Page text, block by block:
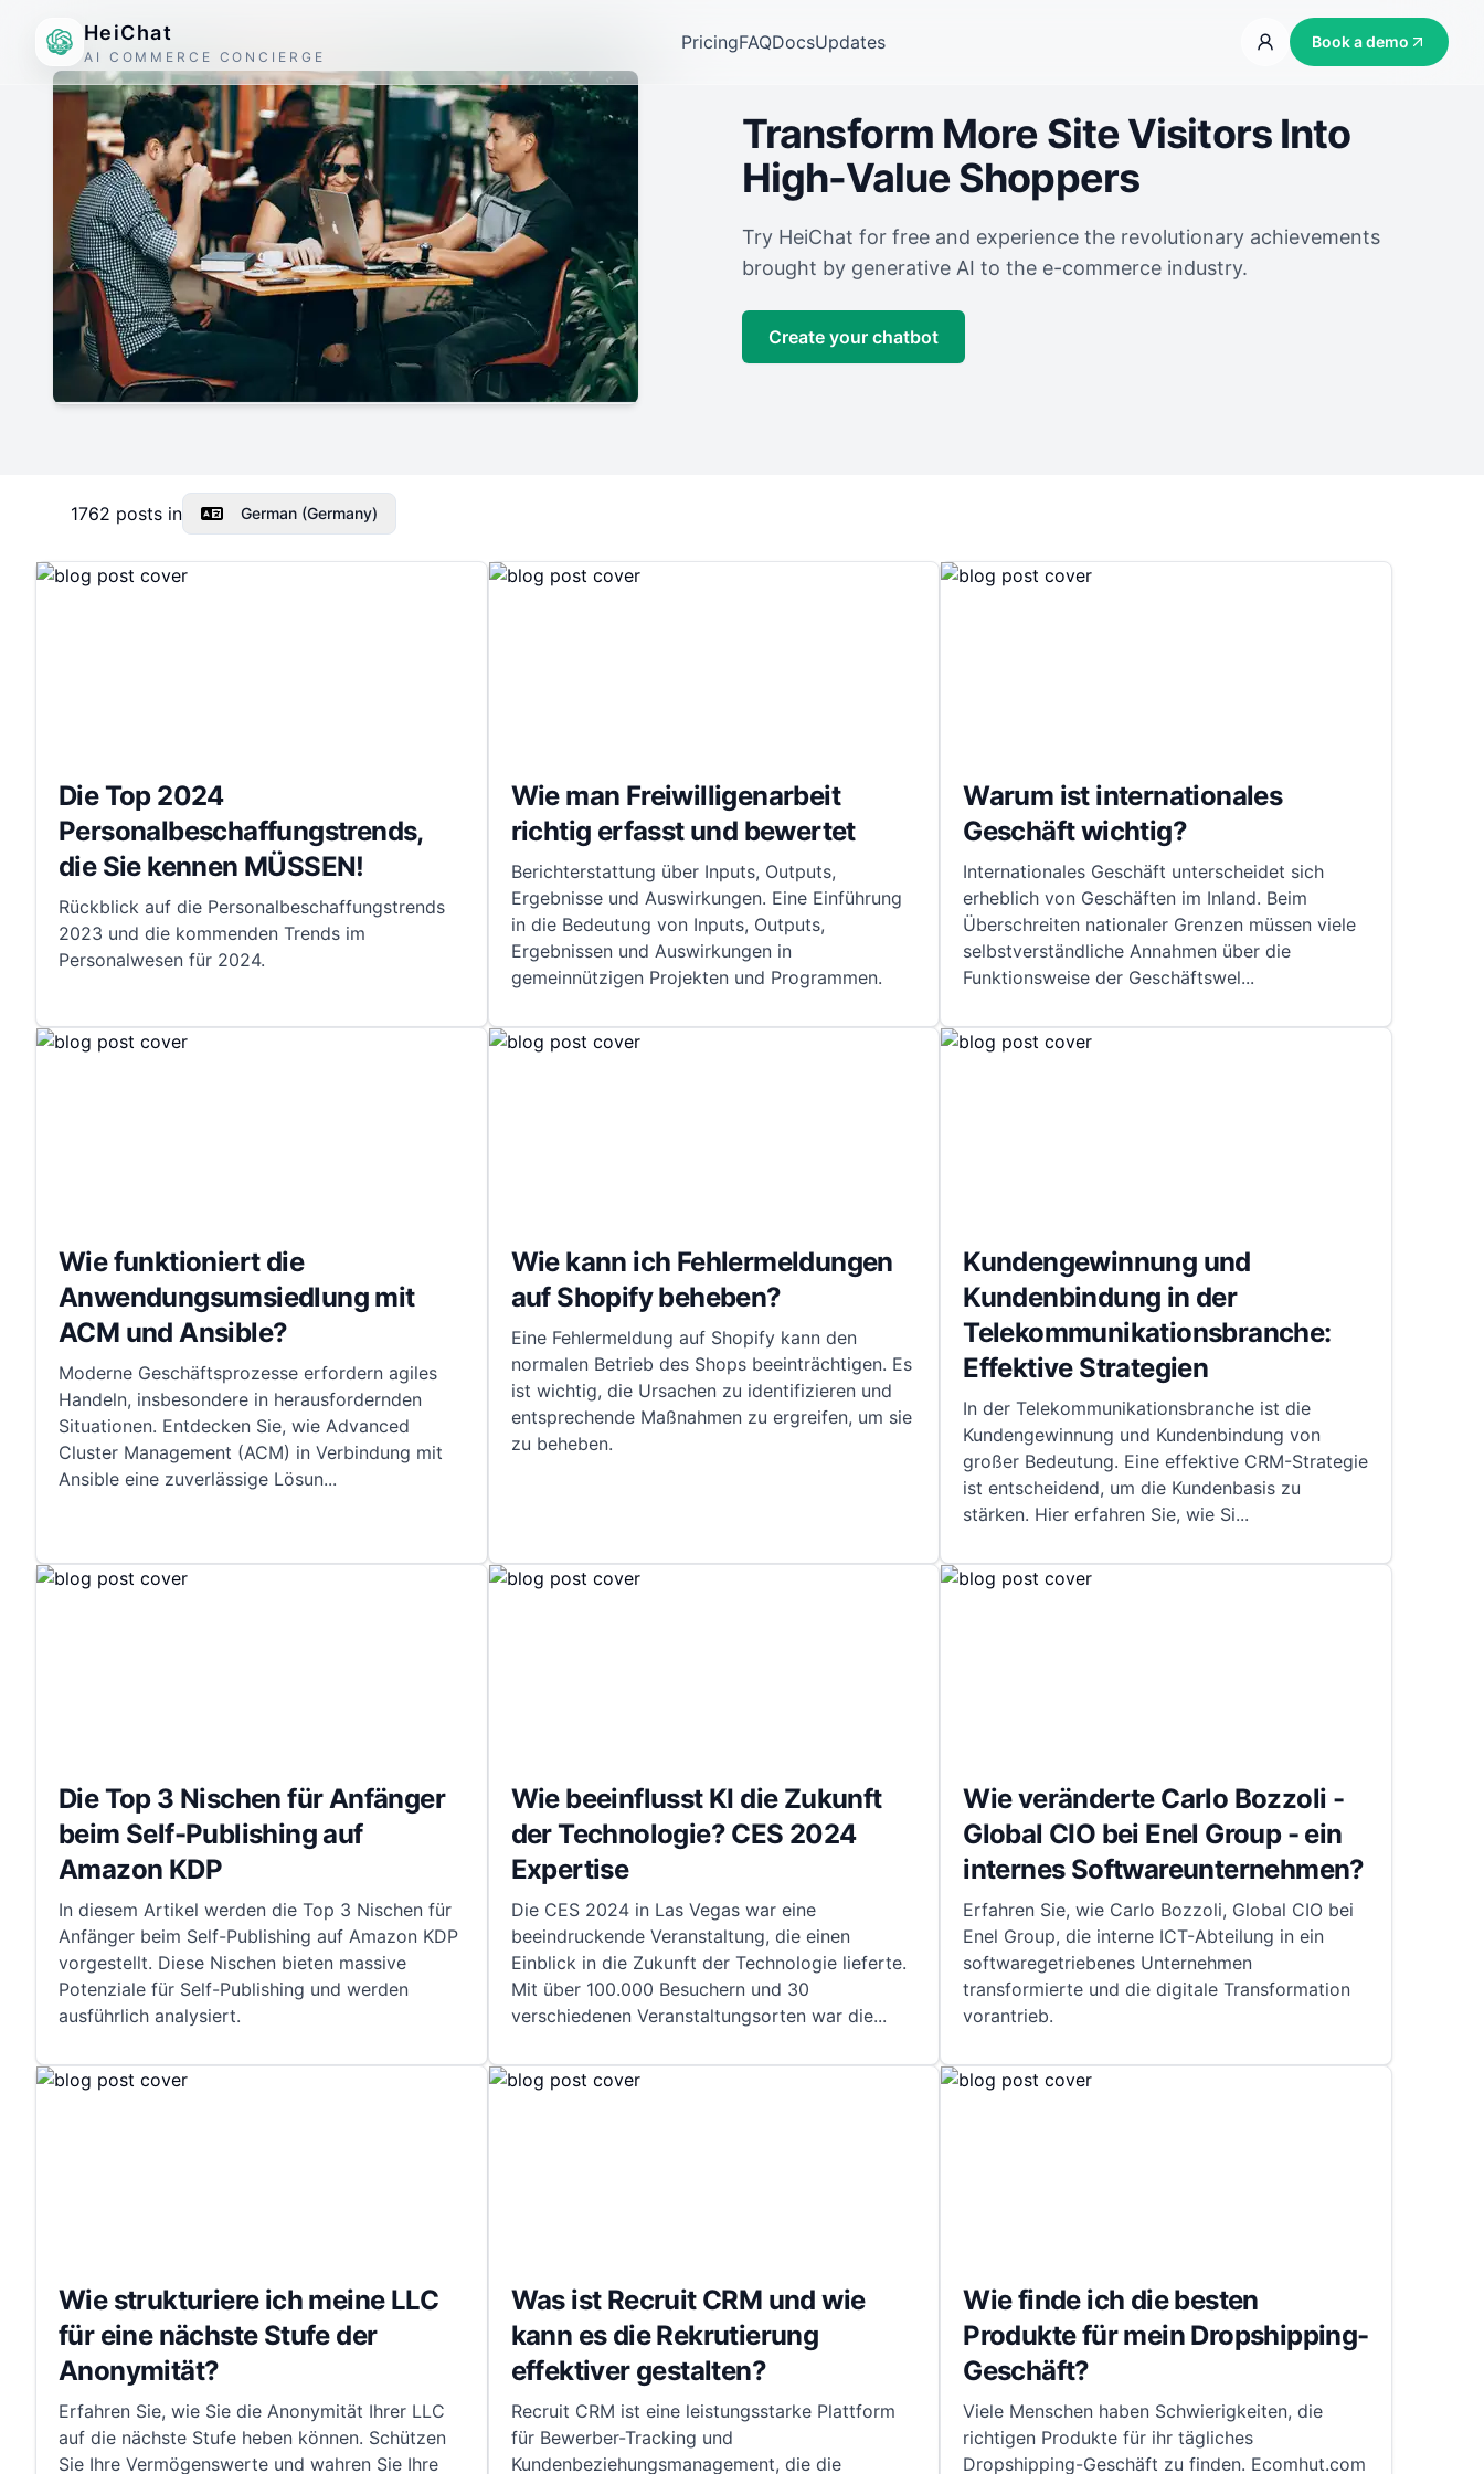
HeiChat
AI COMMERCE CONCIERGE
PricingFAQDocsUpdates Book a demo
Transform More Site Visitors Into
High-Value Shoppers
Try HeiChat for free and experience the revolutionary achievements
brought by generative AI to the e-commerce industry.
Create your chatbot
1762 posts in German (Germany)
Die Top 2024
Personalbeschaffungstrends,
die Sie kennen MÜSSEN!
Rückblick auf die Personalbeschaffungstrends
2023 und die kommenden Trends im
Personalwesen für 2024.
Wie man Freiwilligenarbeit
richtig erfasst und bewertet
Berichterstattung über Inputs, Outputs,
Ergebnisse und Auswirkungen. Eine Einführung
in die Bedeutung von Inputs, Outputs,
Ergebnissen und Auswirkungen in
gemeinnützigen Projekten und Programmen.
Warum ist internationales
Geschäft wichtig?
Internationales Geschäft unterscheidet sich
erheblich von Geschäften im Inland. Beim
Überschreiten nationaler Grenzen müssen viele
selbstverständliche Annahmen über die
Funktionsweise der Geschäftswel...
Wie funktioniert die
Anwendungsumsiedlung mit
ACM und Ansible?
Moderne Geschäftsprozesse erfordern agiles
Handeln, insbesondere in herausfordernden
Situationen. Entdecken Sie, wie Advanced
Cluster Management (ACM) in Verbindung mit
Ansible eine zuverlässige Lösun...
Wie kann ich Fehlermeldungen
auf Shopify beheben?
Eine Fehlermeldung auf Shopify kann den
normalen Betrieb des Shops beeinträchtigen. Es
ist wichtig, die Ursachen zu identifizieren und
entsprechende Maßnahmen zu ergreifen, um sie
zu beheben.
Kundengewinnung und
Kundenbindung in der
Telekommunikationsbranche:
Effektive Strategien
In der Telekommunikationsbranche ist die
Kundengewinnung und Kundenbindung von
großer Bedeutung. Eine effektive CRM-Strategie
ist entscheidend, um die Kundenbasis zu
stärken. Hier erfahren Sie, wie Si...
Die Top 3 Nischen für Anfänger
beim Self-Publishing auf
Amazon KDP
In diesem Artikel werden die Top 3 Nischen für
Anfänger beim Self-Publishing auf Amazon KDP
vorgestellt. Diese Nischen bieten massive
Potenziale für Self-Publishing und werden
ausführlich analysiert.
Wie beeinflusst KI die Zukunft
der Technologie? CES 2024
Expertise
Die CES 2024 in Las Vegas war eine
beeindruckende Veranstaltung, die einen
Einblick in die Zukunft der Technologie lieferte.
Mit über 100.000 Besuchern und 30
verschiedenen Veranstaltungsorten war die...
Wie veränderte Carlo Bozzoli -
Global CIO bei Enel Group - ein
internes Softwareunternehmen?
Erfahren Sie, wie Carlo Bozzoli, Global CIO bei
Enel Group, die interne ICT-Abteilung in ein
softwaregetriebenes Unternehmen
transformierte und die digitale Transformation
vorantrieb.
Wie strukturiere ich meine LLC
für eine nächste Stufe der
Anonymität?
Erfahren Sie, wie Sie die Anonymität Ihrer LLC
auf die nächste Stufe heben können. Schützen
Sie Ihre Vermögenswerte und wahren Sie Ihre
Was ist Recruit CRM und wie
kann es die Rekrutierung
effektiver gestalten?
Recruit CRM ist eine leistungsstarke Plattform
für Bewerber-Tracking und
Kundenbeziehungsmanagement, die die
Wie finde ich die besten
Produkte für mein Dropshipping-
Geschäft?
Viele Menschen haben Schwierigkeiten, die
richtigen Produkte für ihr tägliches
Dropshipping-Geschäft zu finden. Ecomhut.com